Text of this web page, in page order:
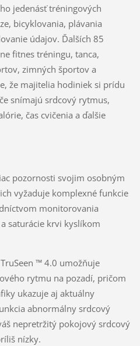
jedenásť tréningových
bicyklovania, plávania
údajov. Ďalších 85
fitnes tréningu, tanca,
zimných športov a
že majitelia hodiniek si prídu
snímajú srdcový rytmus,
čas cvičenia a ďalšie
pozornosti svojim osobným
vyžaduje komplexné funkcie
monitorovania
saturácie krvi kyslíkom
™ 4.0 umožňuje
rytmu na pozadí, pričom
ukazuje aj aktuálny
abnormálny srdcový
nepretržitý pokojový srdcový
nízky.